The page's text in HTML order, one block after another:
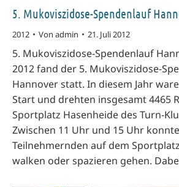
5. Mukoviszidose-Spendenlauf
2012 Von admin 21. Juli 2012
5. Mukoviszidose-Spendenlauf
2012 fand der 5. Mukoviszidose-
Hannover statt. In diesem Jahr
Start und drehten insgesamt 4465
Sportplatz Hasenheide des Turn-
Zwischen 11 Uhr und 15 Uhr
Teilnehmernden auf dem
walken oder spazieren gehen.